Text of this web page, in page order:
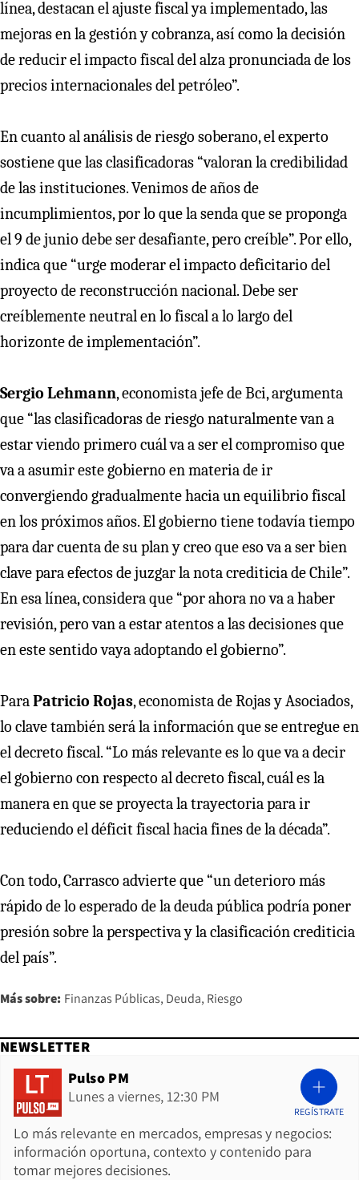
línea, destacan el ajuste fiscal ya implementado, las
mejoras en la gestión y cobranza, así como la decisión
de reducir el impacto fiscal del alza pronunciada de los
precios internacionales del petróleo”.
En cuanto al análisis de riesgo soberano, el experto
sostiene que las clasificadoras “valoran la credibilidad
de las instituciones. Venimos de años de
incumplimientos, por lo que la senda que se proponga
el 9 de junio debe ser desafiante, pero creíble”. Por ello,
indica que “urge moderar el impacto deficitario del
proyecto de reconstrucción nacional. Debe ser
creíblemente neutral en lo fiscal a lo largo del
horizonte de implementación”.
Sergio Lehmann, economista jefe de Bci, argumenta
que “las clasificadoras de riesgo naturalmente van a
estar viendo primero cuál va a ser el compromiso que
va a asumir este gobierno en materia de ir
convergiendo gradualmente hacia un equilibrio fiscal
en los próximos años. El gobierno tiene todavía tiempo
para dar cuenta de su plan y creo que eso va a ser bien
clave para efectos de juzgar la nota crediticia de Chile”.
En esa línea, considera que “por ahora no va a haber
revisión, pero van a estar atentos a las decisiones que
en este sentido vaya adoptando el gobierno”.
ParaPatricio Rojas, economista de Rojas y Asociados,
lo clave también será la información que se entregue en
el decreto fiscal. “Lo más relevante es lo que va a decir
el gobierno con respecto al decreto fiscal, cuál es la
manera en que se proyecta la trayectoria para ir
reduciendo el déficit fiscal hacia fines de la década”.
Con todo, Carrasco advierte que “un deterioro más
rápido de lo esperado de la deuda pública podría poner
presión sobre la perspectiva y la clasificación crediticia
del país”.
Más sobre: Finanzas Públicas Deuda Riesgo
NEWSLETTER
Pulso PM
Lunes a viernes, 12:30 PM
Lo más relevante en mercados, empresas y negocios:
información oportuna, contexto y contenido para
tomar mejores decisiones.
REGÍSTRATE